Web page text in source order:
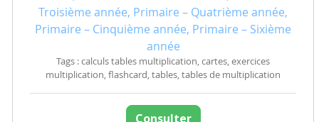
Troisième année, Primaire – Quatrième année,
Primaire – Cinquième année, Primaire – Sixième
année
Tags : calculs tables multiplication, cartes, exercices
multiplication, flashcard, tables, tables de multiplication
Consulter